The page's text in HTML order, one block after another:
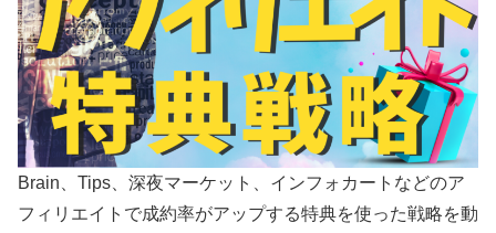
Brain、Tips、深夜マーケット、インフォカートなどのア
フィリエイトで成約率がアップする特典を使った戦略を動